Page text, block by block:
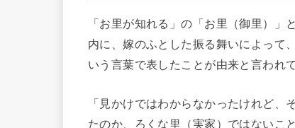
「お里が知れる」の「お里（御里）
内に、嫁のふとした振る舞いによって
いう言葉で表したことが由来と言われ
「見かけではわからなかったけれど
たのか、ろくな里（実家）ではないこ